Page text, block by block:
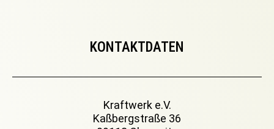
KONTAKTDATEN
Kraftwerk e.V.
Kaßbergstraße 36